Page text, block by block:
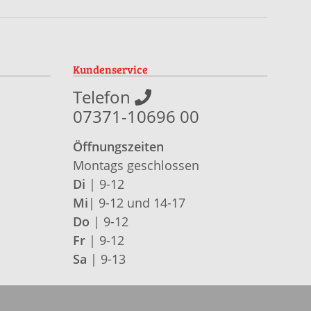
Kundenservice
Telefon
07371-10696 00
Öffnungszeiten
Montags geschlossen
Di | 9-12
Mi | 9-12 und 14-17
Do | 9-12
Fr| 9-12
Sa | 9-13